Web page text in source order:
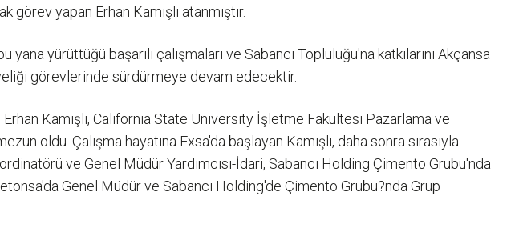
yapan Erhan Kamışlı atanmıştır.
yana yürüttüğü başarılı çalışmaları ve Sabancı Topluluğu'na katkılarını Akçansa
görevlerinde sürdürmeye devam edecektir.
Erhan Kamışlı, California State University İşletme Fakültesi Pazarlama ve
oldu. Çalışma hayatına Exsa'da başlayan Kamışlı, daha sonra sırasıyla
ve Genel Müdür Yardımcısı-İdari, Sabancı Holding Çimento Grubu'nda
Genel Müdür ve Sabancı Holding'de Çimento Grubu?nda Grup